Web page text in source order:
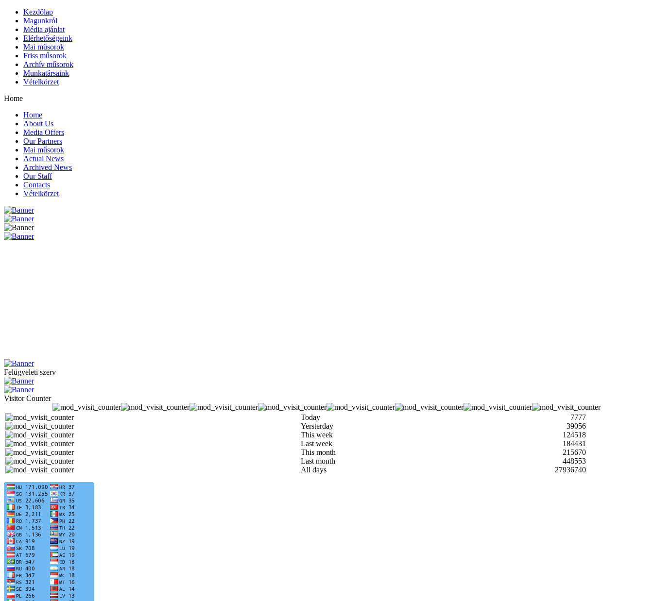
Kezdőlap
Magunkról
Média ajánlat
Elérhetőségeink
Mai műsorok
Friss műsorok
Archív műsorok
Munkatársaink
Vételkörzet
Home
Home
About Us
Media Offers
Our Partners
Mai műsorok
Actual News
Archived News
Our Staff
Contacts
Vételkörzet
Felügyeleti szerv
Visitor Counter
Today
7777
Yersterday
39056
This week
124518
Last week
184431
This month
215670
Last month
448553
All days
27936740